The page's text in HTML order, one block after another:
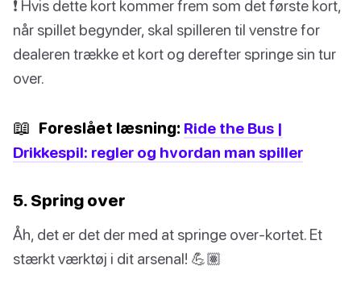
❗️ Hvis dette kort kommer frem som det første kort,
når spillet begynder, skal spilleren til venstre for
dealeren trække et kort og derefter springe sin tur
over.
📖 Foreslået læsning: Ride the Bus |
Drikkespil: regler og hvordan man spiller
5. Spring over
Åh, det er det der med at springe over-kortet. Et
stærkt værktøj i dit arsenal! 💪🏽